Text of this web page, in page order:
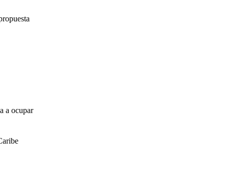
a ocupar